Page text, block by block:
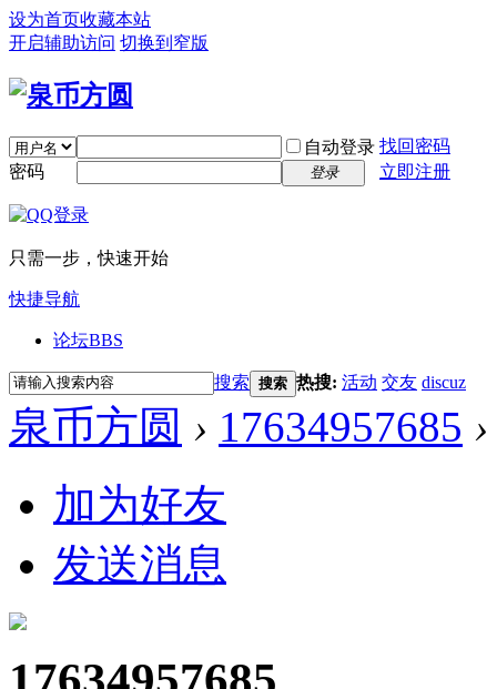
设为首页收藏本站
开启辅助访问 切换到窄版
自动登录 找回密码
密码
登录 立即注册
只需一步，快速开始
快捷导航
论坛BBS
搜索 搜索 热搜: 活动 交友 discuz
泉币方圆 › 17634957685 ›
加为好友
发送消息